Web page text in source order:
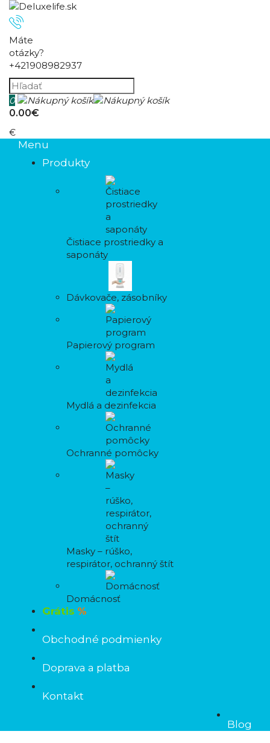
Máte
otázky?
+421908982937
0
0.00€
€
Menu
Produkty
Čistiace prostriedky a
saponáty
Dávkovače, zásobníky
Papierový program
Mydlá a dezinfekcia
Ochranné pomôcky
Masky – rúško,
respirátor, ochranný štít
Domácnosť
Grátis %
Obchodné podmienky
Doprava a platba
Kontakt
Blog